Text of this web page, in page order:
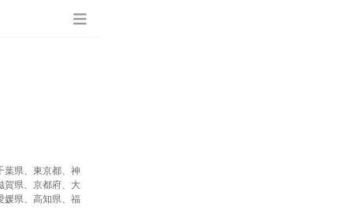
葉県、東京都、神
賀県、京都府、大
媛県、高知県、福